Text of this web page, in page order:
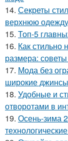
14. Секреты
верхнюю
15. Топ-5
16. Как стильно
размера:
17. Мода без
широкие джинсы
18. Удобные и
отворотами в
19. Осень-зима